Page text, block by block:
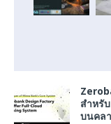
สำหรั
บนคล